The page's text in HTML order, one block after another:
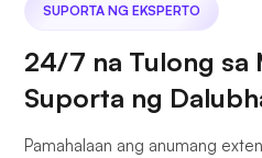
SUPORTA NG EKSPERTO
24/7 na Tulong sa
Suporta ng
Pamahalaan ang anumang